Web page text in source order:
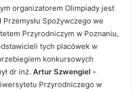
organizatorem Olimpiady jest
Przemysłu Spożywczego we
Przyrodniczym w Poznaniu,
tych placówek w
konkursowych
dr inż. Artur Szwengiel –
Przyrodniczego w